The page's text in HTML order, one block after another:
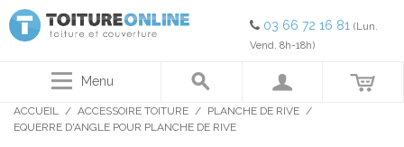
03 66 72 16 81 (Lun.
Vend. 8h-18h)
Menu
ACCUEIL / ACCESSOIRE TOITURE / PLANCHE DE RIVE /
EQUERRE D'ANGLE POUR PLANCHE DE RIVE